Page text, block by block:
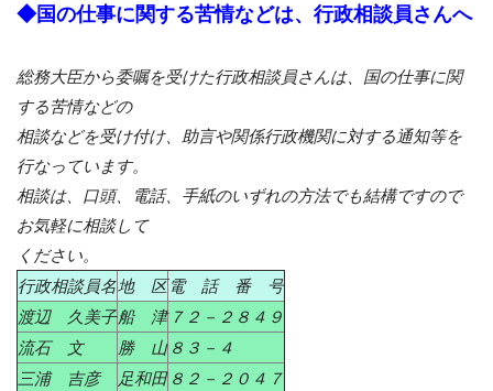
◆国の仕事に関する苦情などは、行政相談員さんへ
総務大臣から委嘱を受けた行政相談員さんは、国の仕事に関
する苦情などの
相談などを受け付け、助言や関係行政機関に対する通知等を
行なっています。
相談は、口頭、電話、手紙のいずれの方法でも結構ですので
お気軽に相談して
ください。
行政相談員名地 区電 話 番 号
渡辺 久美子船 津７２－２８４９
流石 文
勝 山 ８３－４
三浦 吉彦
足和田 ８２－２０４７